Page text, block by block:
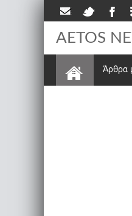
AETOS
Άρθρα